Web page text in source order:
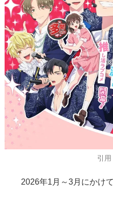
引用
2026年1月～3月にかけ